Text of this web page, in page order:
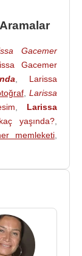
yarışma
yazıp
Kayar: Das
başrolde
Gacemer
giren ve
"Görümce
Gacemer
Gacemer
Larissa
,Larissa
Larissa
yaşında?
memleketi